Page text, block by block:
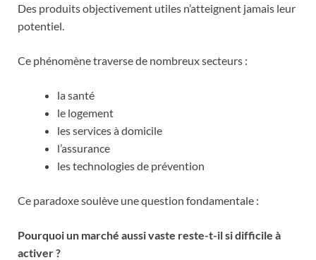
Des produits objectivement utiles n’atteignent jamais leur
potentiel.
Ce phénomène traverse de nombreux secteurs :
la santé
le logement
les services à domicile
l’assurance
les technologies de prévention
Ce paradoxe soulève une question fondamentale :
Pourquoi un marché aussi vaste reste-t-il si difficile à
activer ?